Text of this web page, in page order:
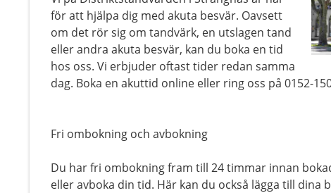
för att hjälpa dig med akuta besvär. Oavsett
om det rör sig om tandvärk, en utslagen tand
eller andra akuta besvär, kan du boka en tid
hos oss. Vi erbjuder oftast tider redan samma
dag. Boka en akuttid online eller ring oss på 0152-
Fri ombokning och avbokning
Du har fri ombokning fram till 24 timmar innan
eller avboka din tid. Här kan du också lägga till dina